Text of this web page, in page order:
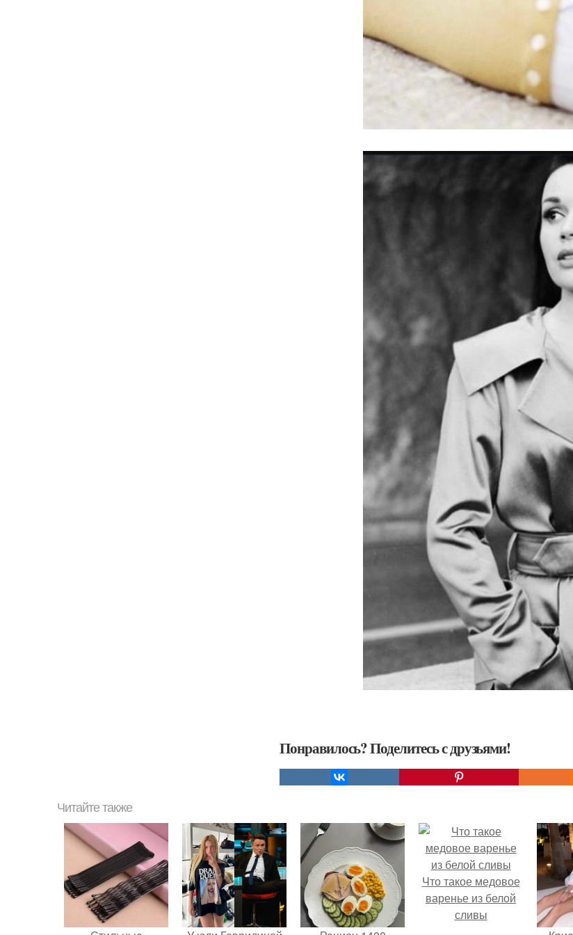
Понравилось? Поделитесь с друзьями!
Читайте также
Что такое медовое
варенье из белой
сливы